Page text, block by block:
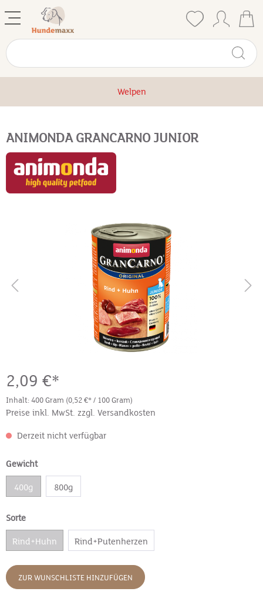
Welpen
ANIMONDA GRANCARNO JUNIOR
2,09 €*
Inhalt: 400 Gram (0,52 €* / 100 Gram)
Preise inkl. MwSt. zzgl. Versandkosten
Derzeit nicht verfügbar
Gewicht
400g 800g
Sorte
Rind+Huhn Rind+Putenherzen
ZUR WUNSCHLISTE HINZUFÜGEN